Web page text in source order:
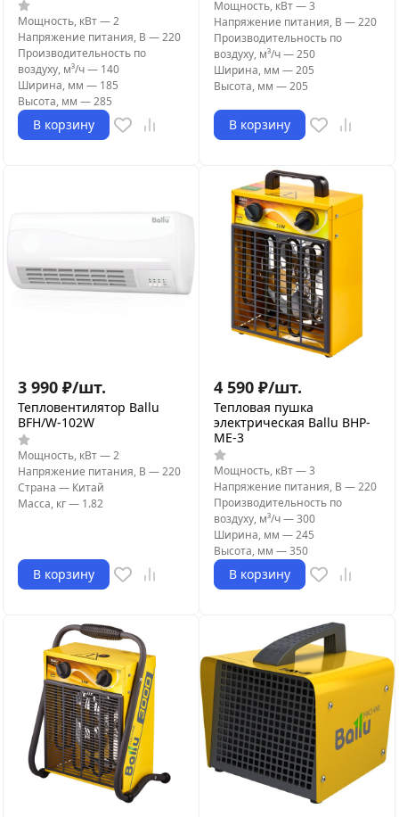
Мощность, кВт—2
Напряжение питания, В —220
Производительность по
воздуху, м³/ч— 140
Ширина, мм — 185
Высота, мм —285
В корзину
Мощность, кВт—3
Напряжение питания, В —220
Производительность по
воздуху, м³/ч—250
Ширина, мм —205
Высота, мм —205
В корзину
3 990 ₽/шт.
Тепловентилятор Ballu
BFH/W-102W
Мощность, кВт—2
Напряжение питания, В —220
Страна — Китай
Масса, кг— 1.82
В корзину
4 590 ₽/шт.
Тепловая пушка
электрическая Ballu BHP-
ME-3
Мощность, кВт—3
Напряжение питания, В —220
Производительность по
воздуху, м³/ч—300
Ширина, мм —245
Высота, мм —350
В корзину